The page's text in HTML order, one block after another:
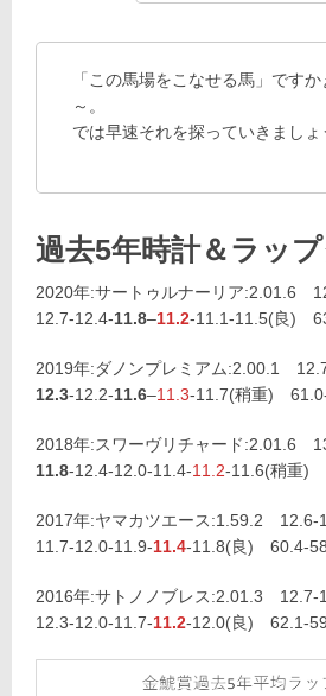
「この馬場をこなせる馬」ですか
～。
では早速それを探っていきましょ
過去5年時計＆ラッ
2020年:サートゥルナーリア:2.01.6
12.7-12.4-11.8–11.2-11.1-11.5(良)
2019年:ダノンプレミアム:2.00.1
12.3-12.2-11.6–11.3-11.7(稍重)
2018年:スワーヴリチャード:2.01.6
11.8-12.4-12.0-11.4-11.2-11.6(稍重)
2017年:ヤマカツエース:1.59.2 12.6-
11.7-12.0-11.9-11.4-11.8(良) 60.4-
2016年:サトノノブレス:2.01.3 12.7-
12.3-12.0-11.7-11.2-12.0(良) 62.1-